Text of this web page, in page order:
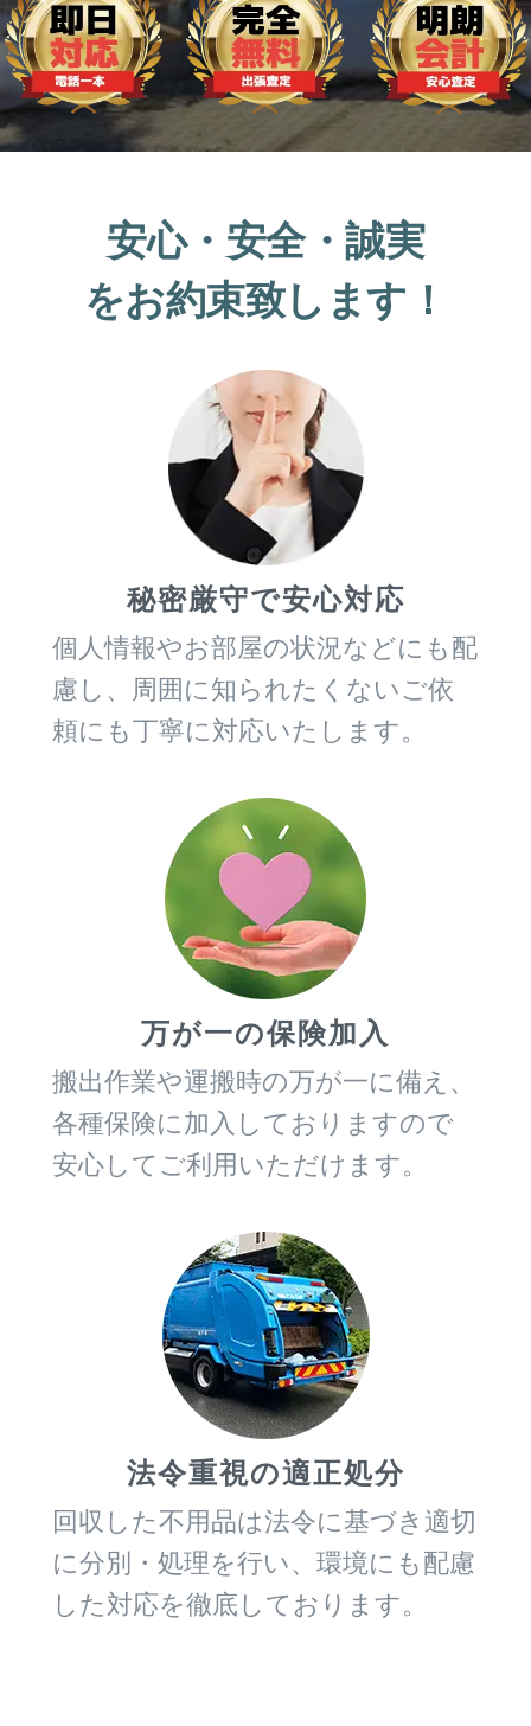
安心・安全・誠実
をお約束致します！
秘密厳守で安心対応
個人情報やお部屋の状況などにも配
慮し、周囲に知られたくないご依
頼にも丁寧に対応いたします。
万が一の保険加入
搬出作業や運搬時の万が一に備え、
各種保険に加入しておりますので
安心してご利用いただけます。
法令重視の適正処分
回収した不用品は法令に基づき適切
に分別・処理を行い、環境にも配慮
した対応を徹底しております。